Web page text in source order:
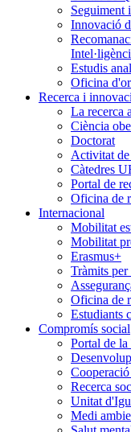
Seguiment
Innovació
Estudis
Oficina
Recerca i
La recerca
Ciència
Doctorat
Activitat de
Càtedres
Portal de
Oficina de
Internacional
Mobilitat
Mobilitat
Erasmus+
Tràmits per
Oficina de
Estudiants
Compromís social
Portal de la
Recerca
Unitat
Medi